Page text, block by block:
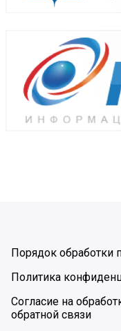
Порядок обработки
Политика
Согласие на
обратной связи